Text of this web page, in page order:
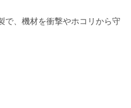
で、機材を衝撃やホコリから守